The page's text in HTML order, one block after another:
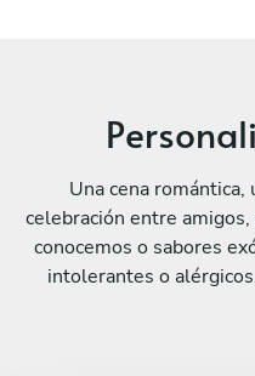
Una cena
celebración entre
conocemos o sabores
intolerantes o